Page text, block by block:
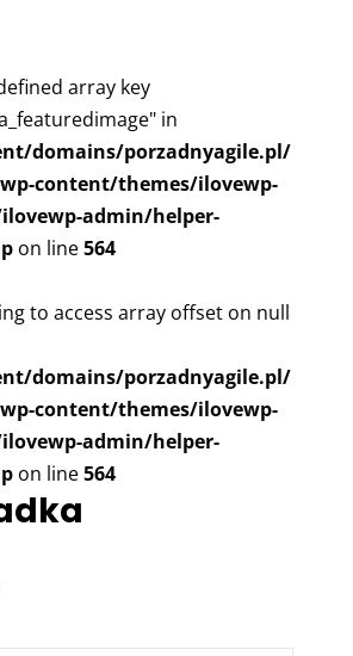
array key
in
domains/porzadnyagile.pl/
content/themes/ilovewp-
admin/helper-
on line564
to access array offset on null
domains/porzadnyagile.pl/
content/themes/ilovewp-
admin/helper-
on line564